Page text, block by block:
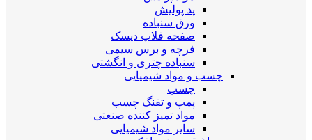
پد پولیش
ورق سنباده
صفحه فلاپ دیسک
فرچه و برس سیمی
سنباده چتری و انگشتی
چسب و مواد شیمیایی
چسب
پمپ و تفنگ چسب
مواد تمیز کننده صنعتی
سایر مواد شیمیایی